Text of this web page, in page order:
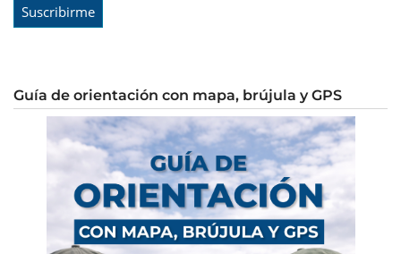
Guía de orientación con mapa, brújula y GPS